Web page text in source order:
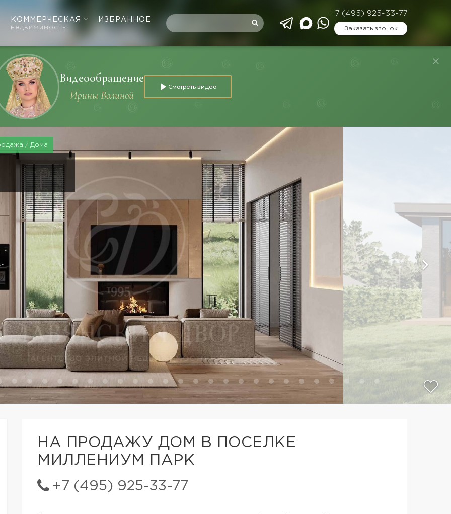
КОММЕРЧЕСКАЯ
недвижимость
ИЗБРАННОЕ
+7 (495) 925-33-77
Заказать звонок
Видеообращение
Ирины Волиной
Смотреть видео
Дома
НА ПРОДАЖУ ДОМ В ПОСЕЛКЕ
МИЛЛЕНИУМ ПАРК
+7 (495) 925-33-77